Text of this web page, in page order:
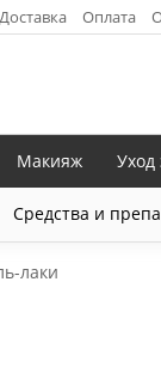
Доставка Оплата
Средства и
Макияж Уход
лаки